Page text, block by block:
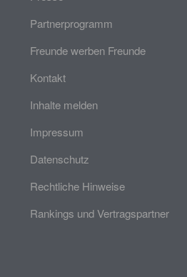
Partnerprogramm
Freunde werben Freunde
Kontakt
Inhalte melden
Impressum
Datenschutz
Rechtliche Hinweise
Rankings und Vertragspartner